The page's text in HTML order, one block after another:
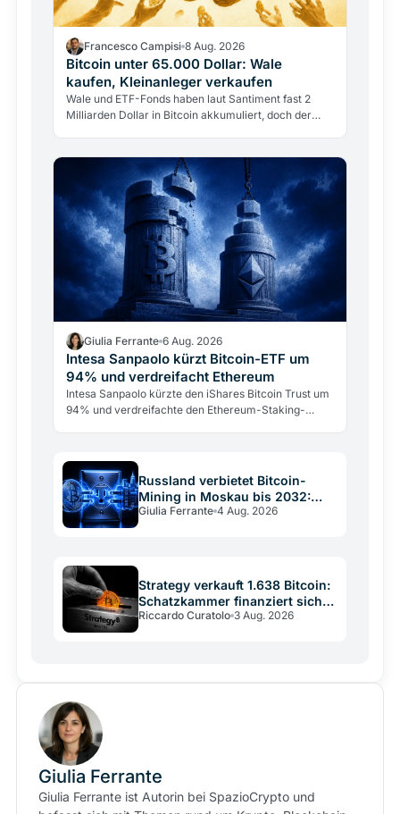
Francesco Campisi 8 Aug. 2026
Bitcoin unter 65.000 Dollar: Wale
kaufen, Kleinanleger verkaufen
Wale und ETF-Fonds haben laut Santiment fast 2
Milliarden Dollar in Bitcoin akkumuliert, doch der
Giulia Ferrante 6 Aug. 2026
Intesa Sanpaolo kürzt Bitcoin-ETF um
94% und verdreifacht Ethereum
Intesa Sanpaolo kürzte den iShares Bitcoin Trust um
94% und verdreifachte den Ethereum-Staking-
Russland verbietet Bitcoin-
Mining in Moskau bis 2032:
Stromnetz vs. Krypto
Giulia Ferrante 4 Aug. 2026
Strategy verkauft 1.638 Bitcoin:
Schatzkammer finanziert sich
selbst
Riccardo Curatolo 3 Aug. 2026
Giulia Ferrante
Giulia Ferrante ist Autorin bei SpazioCrypto und